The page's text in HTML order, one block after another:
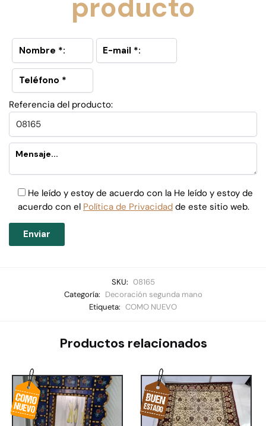
producto
Referencia del producto:
He leído y estoy de acuerdo con la He leído y estoy de
acuerdo con el Política de Privacidad de este sitio web.
SKU: 08165
Categoría: Decoración segunda mano
Etiqueta: COMO NUEVO
Productos relacionados